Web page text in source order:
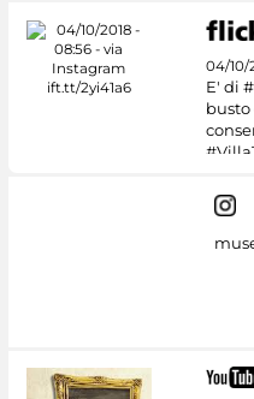
04/10/
E' di
busto